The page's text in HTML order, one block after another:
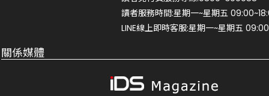
讀者服務時間:星期一~星期五
LINE線上即時客服:星期一~星期五
關係媒體